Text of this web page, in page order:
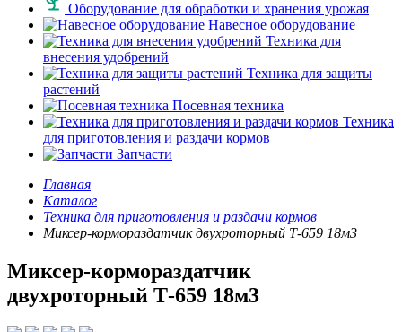
Оборудование для обработки и хранения урожая
Навесное оборудование
Техника для
внесения удобрений
Техника для защиты
растений
Посевная техника
Техника
для приготовления и раздачи кормов
Запчасти
Главная
Каталог
Техника для приготовления и раздачи кормов
Миксер-кормораздатчик двухроторный Т-659 18м3
Миксер-кормораздатчик
двухроторный Т-659 18м3